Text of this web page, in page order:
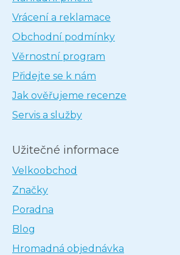
Vrácení a reklamace
Obchodní podmínky
Věrnostní program
Přidejte se k nám
Jak ověřujeme recenze
Servis a služby
Užitečné informace
Velkoobchod
Značky
Poradna
Blog
Hromadná objednávka